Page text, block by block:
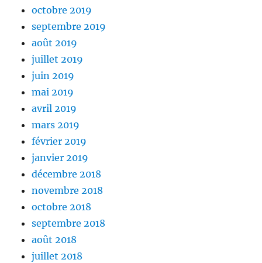
octobre 2019
septembre 2019
août 2019
juillet 2019
juin 2019
mai 2019
avril 2019
mars 2019
février 2019
janvier 2019
décembre 2018
novembre 2018
octobre 2018
septembre 2018
août 2018
juillet 2018